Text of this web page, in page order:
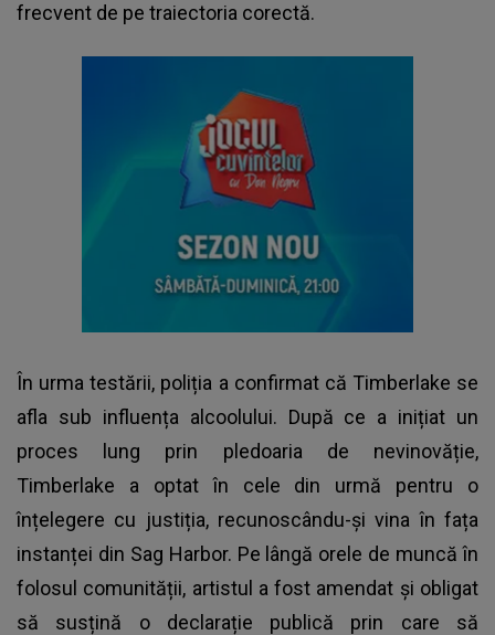
frecvent de pe traiectoria corectă.
În urma testării, poliția a confirmat că Timberlake se
afla sub influența alcoolului. După ce a inițiat un
proces lung prin pledoaria de nevinovăție,
Timberlake a optat în cele din urmă pentru o
înțelegere cu justiția, recunoscându-și vina în fața
instanței din Sag Harbor. Pe lângă orele de muncă în
folosul comunității, artistul a fost amendat și obligat
să susțină o declarație publică prin care să